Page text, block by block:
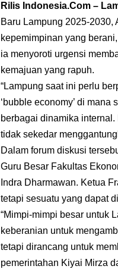
Rilis Indonesia.Com –
Baru Lampung 2025-
kepemimpinan yang
ia menyoroti urgensi
kemajuan yang rapuh.
“Lampung saat ini perlu
‘bubble economy’ di
berbagai dinamika
tidak sekedar
Dalam forum diskusi
Guru Besar Fakultas
Indra Dharmawan. Ketua
tetapi sesuatu yang dapat
“Mimpi-mimpi besar untuk
keberanian untuk
tetapi dirancang untuk
pemerintahan Kiyai Mirza